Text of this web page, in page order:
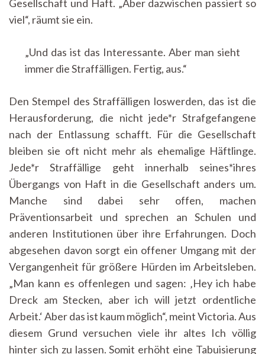
Gesellschaft und Haft. „Aber dazwischen passiert so
viel“, räumt sie ein.
„Und das ist das Interessante. Aber man sieht
immer die Straffälligen. Fertig, aus.“
Den Stempel des Straffälligen loswerden, das ist die
Herausforderung, die nicht jede*r Strafgefangene
nach der Entlassung schafft. Für die Gesellschaft
bleiben sie oft nicht mehr als ehemalige Häftlinge.
Jede*r Straffällige geht innerhalb seines*ihres
Übergangs von Haft in die Gesellschaft anders um.
Manche sind dabei sehr offen, machen
Präventionsarbeit und sprechen an Schulen und
anderen Institutionen über ihre Erfahrungen. Doch
abgesehen davon sorgt ein offener Umgang mit der
Vergangenheit für größere Hürden im Arbeitsleben.
„Man kann es offenlegen und sagen: ‚Hey ich habe
Dreck am Stecken, aber ich will jetzt ordentliche
Arbeit.‘ Aber das ist kaum möglich“, meint Victoria. Aus
diesem Grund versuchen viele ihr altes Ich völlig
hinter sich zu lassen. Somit erhöht eine Tabuisierung